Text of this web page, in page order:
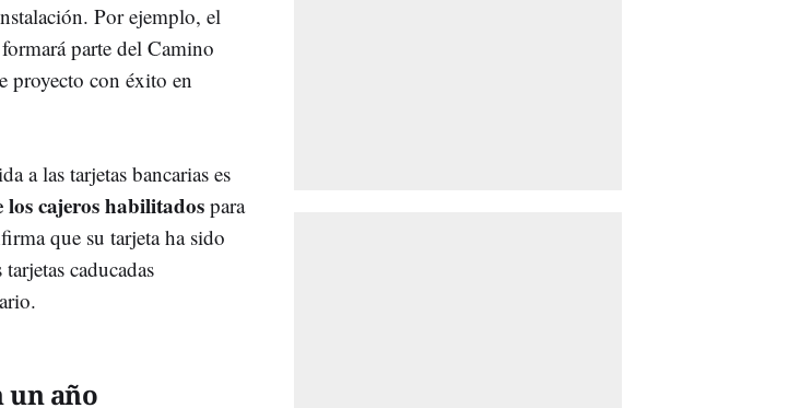
Por ejemplo, el
parte del Camino
proyecto con éxito en
a las tarjetas bancarias es
cajeros habilitados para
que su tarjeta ha sido
caducadas
un año